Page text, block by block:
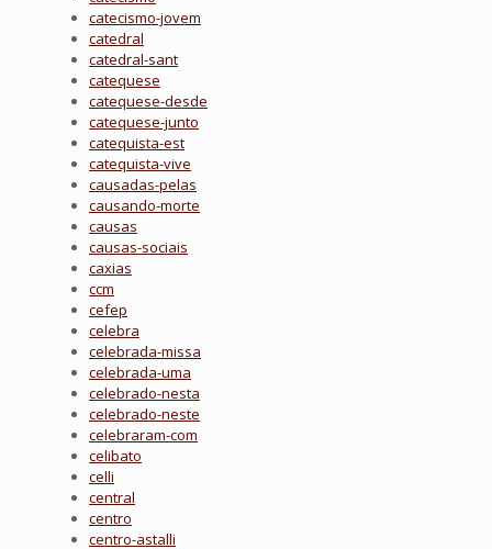
catecismo-jovem
catedral
catedral-sant
catequese
catequese-desde
catequese-junto
catequista-est
catequista-vive
causadas-pelas
causando-morte
causas
causas-sociais
caxias
ccm
cefep
celebra
celebrada-missa
celebrada-uma
celebrado-nesta
celebrado-neste
celebraram-com
celibato
celli
central
centro
centro-astalli